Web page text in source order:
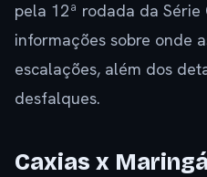
pela 12ª rodada da
informações sobre onde
escalações, além dos
desfalques.
Caxias x